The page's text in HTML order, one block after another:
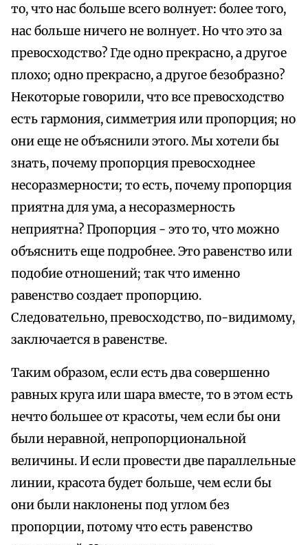
то, что нас больше всего волнует: более того,
нас больше ничего не волнует. Но что это за
превосходство? Где одно прекрасно, а другое
плохо; одно прекрасно, а другое безобразно?
Некоторые говорили, что все превосходство
есть гармония, симметрия или пропорция; но
они еще не объяснили этого. Мы хотели бы
знать, почему пропорция превосходнее
несоразмерности; то есть, почему пропорция
приятна для ума, а несоразмерность
неприятна? Пропорция - это то, что можно
объяснить еще подробнее. Это равенство или
подобие отношений; так что именно
равенство создает пропорцию.
Следовательно, превосходство, по-видимому,
заключается в равенстве.
Таким образом, если есть два совершенно
равных круга или шара вместе, то в этом есть
нечто большее от красоты, чем если бы они
были неравной, непропорциональной
величины. И если провести две параллельные
линии, красота будет больше, чем если бы
они были наклонены под углом без
пропорции, потому что есть равенство